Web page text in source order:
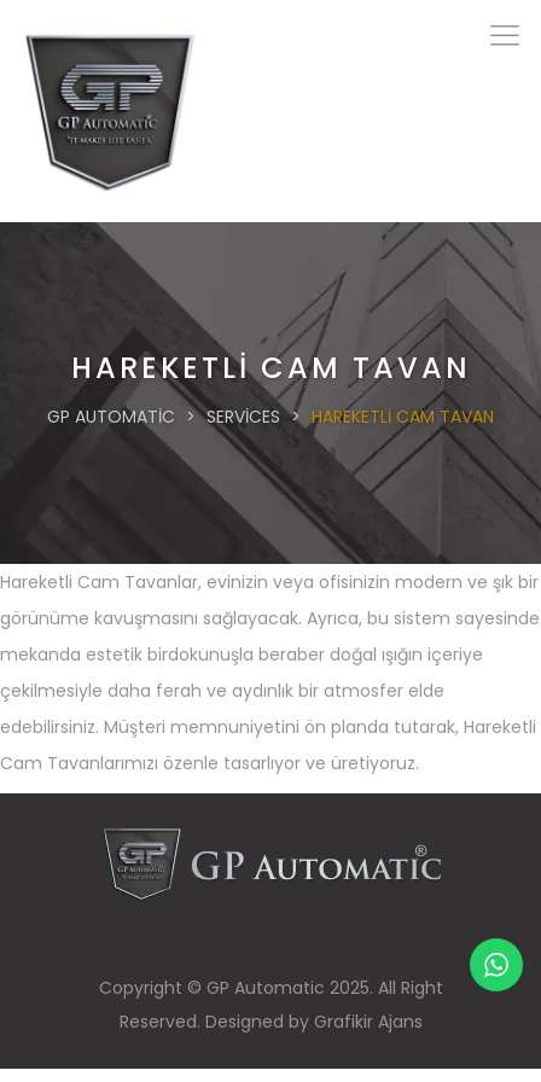
HAREKETLİ CAM TAVAN
GP AUTOMATIC > SERVICES > HAREKETLİ CAM TAVAN
Hareketli Cam Tavanlar, evinizin veya ofisinizin modern ve şık bir
görünüme kavuşmasını sağlayacak. Ayrıca, bu sistem sayesinde
mekanda estetik birdokunuşla beraber doğal ışığın içeriye
çekilmesiyle daha ferah ve aydınlık bir atmosfer elde
edebilirsiniz. Müşteri memnuniyetini ön planda tutarak, Hareketli
Cam Tavanlarımızı özenle tasarlıyor ve üretiyoruz.
Copyright © GP Automatic 2025. All Right
Reserved. Designed by Grafikir Ajans